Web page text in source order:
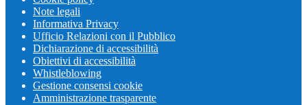
Note legali
Informativa Privacy
Ufficio Relazioni con il Pubblico
Dichiarazione di accessibilità
Obiettivi di accessibilità
Whistleblowing
Gestione consensi cookie
Amministrazione trasparente